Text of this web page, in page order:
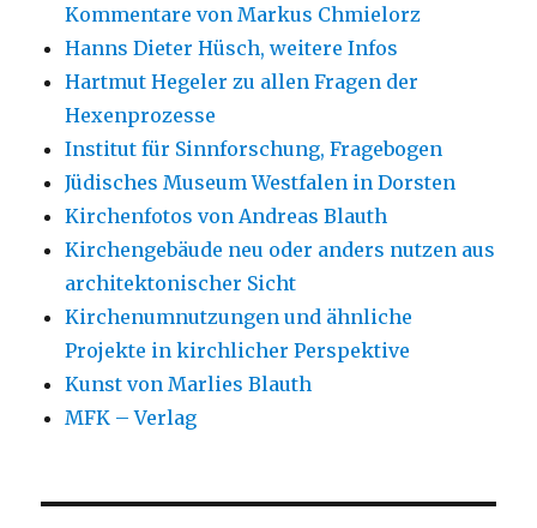
Kommentare von Markus Chmielorz
Hanns Dieter Hüsch, weitere Infos
Hartmut Hegeler zu allen Fragen der
Hexenprozesse
Institut für Sinnforschung, Fragebogen
Jüdisches Museum Westfalen in Dorsten
Kirchenfotos von Andreas Blauth
Kirchengebäude neu oder anders nutzen aus
architektonischer Sicht
Kirchenumnutzungen und ähnliche
Projekte in kirchlicher Perspektive
Kunst von Marlies Blauth
MFK – Verlag